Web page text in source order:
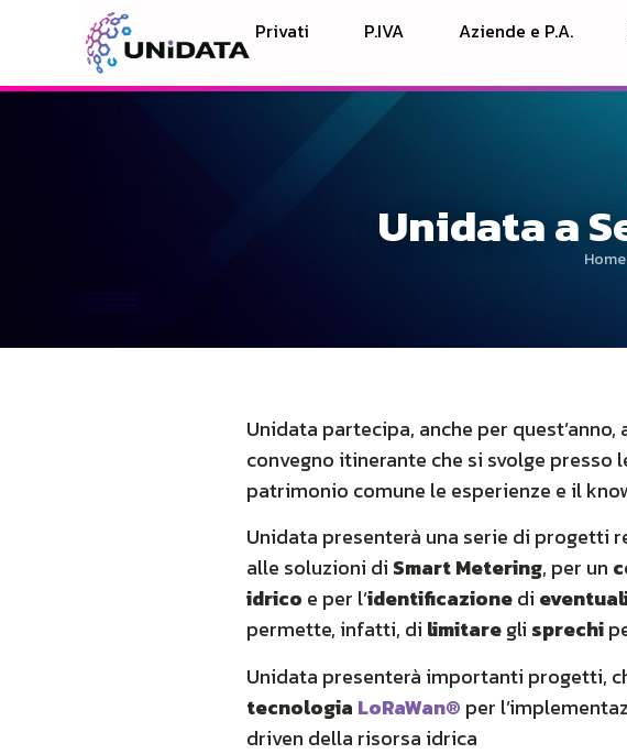
Privati P.IVA Aziende e P.A.
Unidata a
Home
Unidata partecipa, anche per quest’anno,
convegno itinerante che si svolge
patrimonio comune le esperienze e il
Unidata presenterà una serie di progetti
alle soluzioni di Smart Metering, per un
idrico e per l’identificazionedi
permette, infatti, di limitaregli sprechi
Unidata presenterà importanti progetti,
tecnologia LoRaWan® per
driven della risorsa idrica